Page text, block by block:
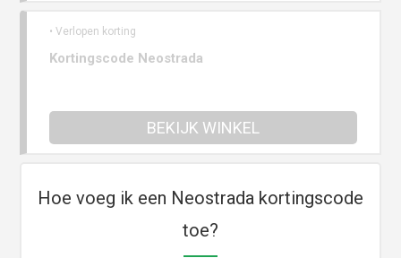
• Verlopen korting
Kortingscode Neostrada
BEKIJK WINKEL
Hoe voeg ik een Neostrada kortingscode
toe?